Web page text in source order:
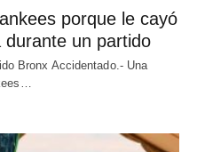
porque le cayó
durante un partido
Bronx Accidentado.- Una